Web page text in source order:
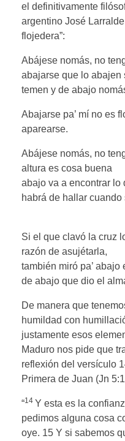
el definitivamente
argentino José
flojedera”:
Abájese nomás, no
abajarse que lo abajen
temen y de abajo
Abajarse pa’ mí no es
aparearse.
Abájese nomás, no
altura es cosa buena
abajo va a encontrar lo
habrá de hallar cuando
Si el que clavó la cruz
razón de asujétarla,
también miró pa’ abajo
de abajo que dio el
De manera que
humildad con
justamente esos
Maduro nos pide que
reflexión del versículo
Primera de Juan (Jn
“14 Y esta es la
pedimos alguna cosa
oye. 15 Y si sabemos